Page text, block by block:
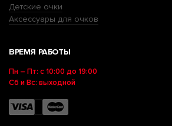
Детские очки
Аксессуары для очков
ВРЕМЯ РАБОТЫ
Пн – Пт: с 10:00 до 19:00
Сб и Вс: выходной